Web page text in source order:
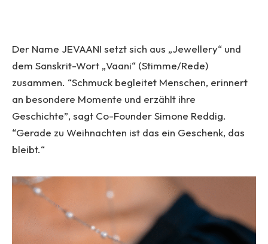
Der Name JEVAANI setzt sich aus „Jewellery“ und
dem Sanskrit-Wort „Vaani“ (Stimme/Rede)
zusammen. “Schmuck begleitet Menschen, erinnert
an besondere Momente und erzählt ihre
Geschichte”, sagt Co-Founder Simone Reddig.
“Gerade zu Weihnachten ist das ein Geschenk, das
bleibt.“